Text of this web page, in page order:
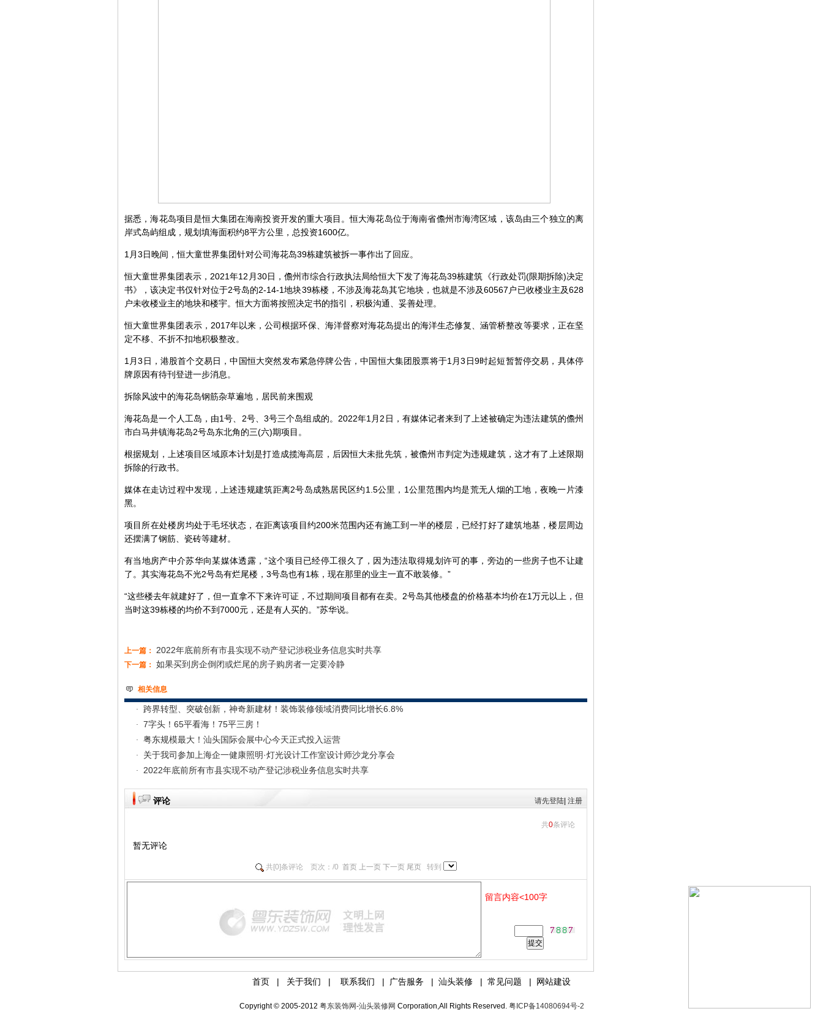
据悉，海花岛项目是恒大集团在海南投资开发的重大项目。恒大海花岛位于海南省儋州市海湾区域，该岛由三个独立的离
岸式岛屿组成，规划填海面积约8平方公里，总投资1600亿。
1月3日晚间，恒大童世界集团针对公司海花岛39栋建筑被拆一事作出了回应。
恒大童世界集团表示，2021年12月30日，儋州市综合行政执法局给恒大下发了海花岛39栋建筑《行政处罚(限期拆除)决定
书》，该决定书仅针对位于2号岛的2-14-1地块39栋楼，不涉及海花岛其它地块，也就是不涉及60567户已收楼业主及628
户未收楼业主的地块和楼宇。恒大方面将按照决定书的指引，积极沟通、妥善处理。
恒大童世界集团表示，2017年以来，公司根据环保、海洋督察对海花岛提出的海洋生态修复、涵管桥整改等要求，正在坚
定不移、不折不扣地积极整改。
1月3日，港股首个交易日，中国恒大突然发布紧急停牌公告，中国恒大集团股票将于1月3日9时起短暂暂停交易，具体停
牌原因有待刊登进一步消息。
拆除风波中的海花岛钢筋杂草遍地，居民前来围观
海花岛是一个人工岛，由1号、2号、3号三个岛组成的。2022年1月2日，有媒体记者来到了上述被确定为违法建筑的儋州
市白马井镇海花岛2号岛东北角的三(六)期项目。
根据规划，上述项目区域原本计划是打造成揽海高层，后因恒大未批先筑，被儋州市判定为违规建筑，这才有了上述限期
拆除的行政书。
媒体在走访过程中发现，上述违规建筑距离2号岛成熟居民区约1.5公里，1公里范围内均是荒无人烟的工地，夜晚一片漆
黑。
项目所在处楼房均处于毛坯状态，在距离该项目约200米范围内还有施工到一半的楼层，已经打好了建筑地基，楼层周边
还摆满了钢筋、瓷砖等建材。
有当地房产中介苏华向某媒体透露，“这个项目已经停工很久了，因为违法取得规划许可的事，旁边的一些房子也不让建
了。其实海花岛不光2号岛有烂尾楼，3号岛也有1栋，现在那里的业主一直不敢装修。”
“这些楼去年就建好了，但一直拿不下来许可证，不过期间项目都有在卖。2号岛其他楼盘的价格基本均价在1万元以上，但
当时这39栋楼的均价不到7000元，还是有人买的。”苏华说。
上一篇： 2022年底前所有市县实现不动产登记涉税业务信息实时共享
下一篇： 如果买到房企倒闭或烂尾的房子购房者一定要冷静
相关信息
跨界转型、突破创新，神奇新建材！装饰装修领域消费同比增长6.8%
7字头！65平看海！75平三房！
粤东规模最大！汕头国际会展中心今天正式投入运营
关于我司参加上海企一健康照明·灯光设计工作室设计师沙龙分享会
2022年底前所有市县实现不动产登记涉税业务信息实时共享
评论 请先登陆 注册
共0条评论
暂无评论
共[0]条评论 页次：/0 首页 上一页 下一页 尾页转到
留言内容<100字
首页 | 关于我们 | 联系我们 | 广告服务 | 汕头装修 | 常见问题 | 网站建设
Copyright © 2005-2012 粤东装饰网-汕头装修网 Corporation,All Rights Reserved. 粤ICP备14080694号-2